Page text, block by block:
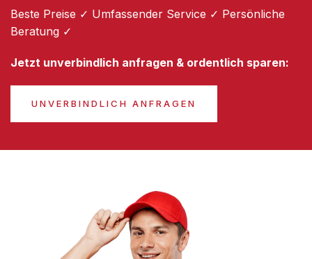
Beste Preise ✓ Umfassender Service ✓ Persönliche
Beratung ✓
Jetzt unverbindlich anfragen & ordentlich sparen:
UNVERBINDLICH ANFRAGEN